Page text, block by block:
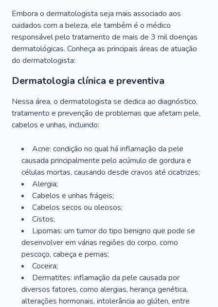
Embora o dermatologista seja mais associado aos
cuidados com a beleza, ele também é o médico
responsável pelo tratamento de mais de 3 mil doenças
dermatológicas. Conheça as principais áreas de atuação
do dermatologista:
Dermatologia clínica e preventiva
Nessa área, o dermatologista se dedica ao diagnóstico,
tratamento e prevenção de problemas que afetam pele,
cabelos e unhas, incluindo:
Acne: condição no qual há inflamação da pele
causada principalmente pelo acúmulo de gordura e
células mortas, causando desde cravos até cicatrizes;
Alergia;
Cabelos e unhas frágeis;
Cabelos secos ou oleosos;
Cistos;
Lipomas: um tumor do tipo benigno que pode se
desenvolver em várias regiões do corpo, como
pescoço, cabeça e pernas;
Coceira;
Dermatites: inflamação da pele causada por
diversos fatores, como alergias, herança genética,
alterações hormonais, intolerância ao glúten, entre